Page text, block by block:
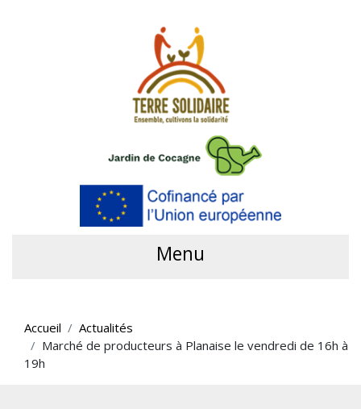
Menu
Accueil
Actualités
Marché de producteurs à Planaise le vendredi de 16h à
19h